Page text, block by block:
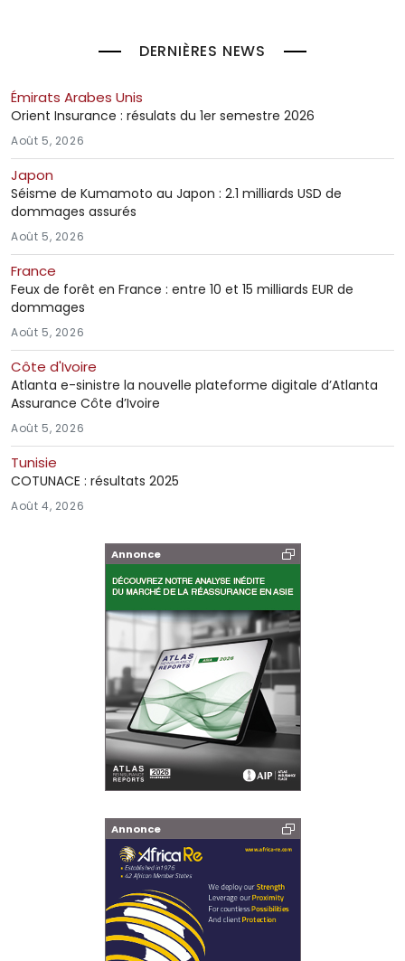
DERNIÈRES NEWS
Émirats Arabes Unis
Orient Insurance : résulats du 1er semestre 2026
Août 5, 2026
Japon
Séisme de Kumamoto au Japon : 2.1 milliards USD de
dommages assurés
Août 5, 2026
France
Feux de forêt en France : entre 10 et 15 milliards EUR de
dommages
Août 5, 2026
Côte d'Ivoire
Atlanta e-sinistre la nouvelle plateforme digitale d’Atlanta
Assurance Côte d’Ivoire
Août 5, 2026
Tunisie
COTUNACE : résultats 2025
Août 4, 2026
Annonce
Annonce